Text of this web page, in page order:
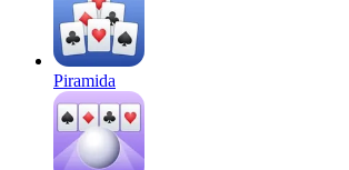
Piramida